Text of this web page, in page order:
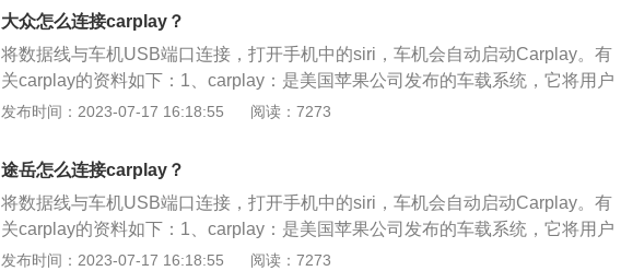
口。
大众怎么连接carplay？
将数据线与车机USB端口连接，打开手机中的siri，车机会自动启动Carplay。有
关carplay的资料如下：1、carplay：是美国苹果公司发布的车载系统，它将用户
的iOS设备、iOS使用体验与仪表盘系统无缝结合。2、carplay的作用：可以将iP
括Siri语音助理工具，iTunes音乐播放，苹果地图以及短信服务。
发布时间：2023-07-17 16:18:55 阅读：7273
途岳怎么连接carplay？
将数据线与车机USB端口连接，打开手机中的siri，车机会自动启动Carplay。有
关carplay的资料如下：1、carplay：是美国苹果公司发布的车载系统，它将用户
的iOS设备、iOS使用体验与仪表盘系统无缝结合。2、carplay的作用：可以将iP
发布时间：2023-07-17 16:18:55 阅读：7273